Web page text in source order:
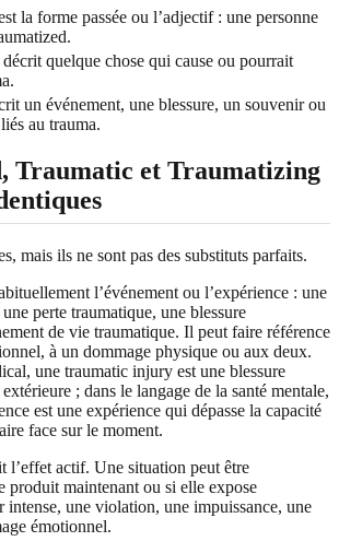
la forme passée ou l’adjectif : une personne
quelque chose qui cause ou pourrait
un événement, une blessure, un souvenir ou
au trauma.
Traumatic et Traumatizing
mais ils ne sont pas des substituts parfaits.
l’événement ou l’expérience : une
perte traumatique, une blessure
de vie traumatique. Il peut faire référence
à un dommage physique ou aux deux.
une traumatic injury est une blessure
; dans le langage de la santé mentale,
est une expérience qui dépasse la capacité
face sur le moment.
l’effet actif. Une situation peut être
produit maintenant ou si elle expose
intense, une violation, une impuissance, une
émotionnel.